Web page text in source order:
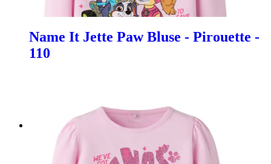
Name It Jette Paw Bluse - Pirouette -
110